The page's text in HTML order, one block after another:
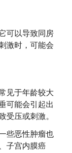
可以导致同房
激时，可能会
见于年龄较大
可能会引起出
受压或刺激。
些恶性肿瘤也
子宫内膜癌